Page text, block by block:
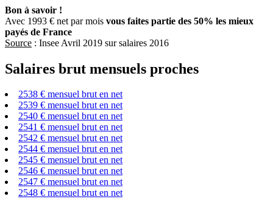
Bon à savoir !
Avec 1993 € net par mois vous faites partie des 50% les mieux
payés de France
Source : Insee Avril 2019 sur salaires 2016
Salaires brut mensuels proches
2538 € mensuel brut en net
2539 € mensuel brut en net
2540 € mensuel brut en net
2541 € mensuel brut en net
2542 € mensuel brut en net
2544 € mensuel brut en net
2545 € mensuel brut en net
2546 € mensuel brut en net
2547 € mensuel brut en net
2548 € mensuel brut en net